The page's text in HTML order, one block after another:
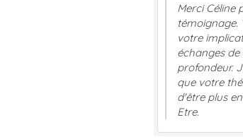
Merci Céline
témoignage.
votre
échanges de
profondeur. Je
que votre
d'être plus en
Etre.